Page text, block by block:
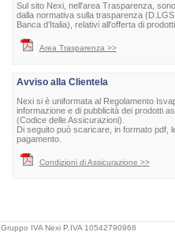
Sul sito Nexi, nell'area Trasparenza,
dalla normativa sulla trasparenza
Banca d’Italia), relativi all'offerta di
Area Trasparenza >>
Avviso alla Clientela
Nexi si è uniformata al Regolamento
informazione e di pubblicità dei prodotti
(Codice delle Assicurazioni).
Di seguito può scaricare, in formato pdf,
pagamento.
Condizioni di Assicurazione >>
IVA Nexi P.IVA 10542790968